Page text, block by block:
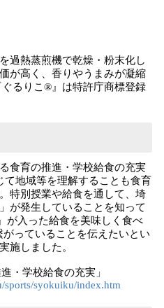
過熱蒸煎機で乾燥・粉末化し
が高く、香りやうまみが凝縮
るりこ®』は特許庁商標登録
食育の推進・学校給食の充実
て地域等を理解することも食育
特別授業や給食を通して、埼
が発生していることを知って
が入った給食を美味しく食べ
がっていることを伝えたいとい
施しました。
・学校給食の充実」
sports/syokuiku/index.htm